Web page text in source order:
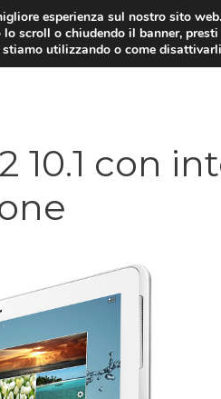
10.1 con
esperienza sul nostro sito web.
scroll o chiudendo il banner,
utilizzando o come